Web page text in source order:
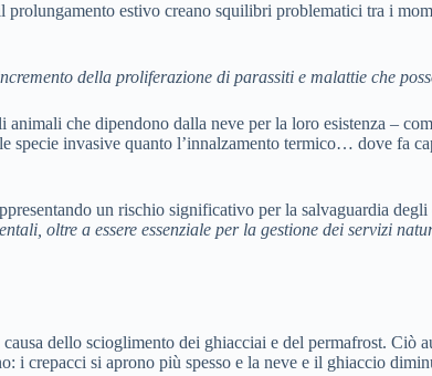
estivo creano squilibri problematici tra i
incremento della proliferazione di parassiti e malattie che
che dipendono dalla neve per la loro esistenza –
specie invasive quanto l’innalzamento termico… dove fa
un rischio significativo per la salvaguardia
oltre a essere essenziale per la gestione dei servizi
dello scioglimento dei ghiacciai e del permafrost.
crepacci si aprono più spesso e la neve e il ghiaccio